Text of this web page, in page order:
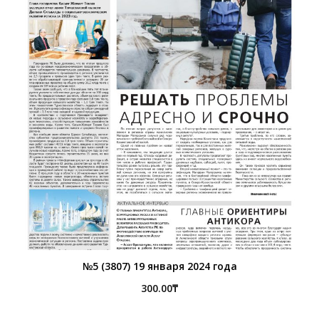
№5 (3807) 19 января 2024 года
300.00₸